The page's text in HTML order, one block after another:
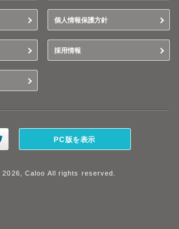
個人情報保護方針
採用情報
PC版を表示
Caloo All rights reserved.